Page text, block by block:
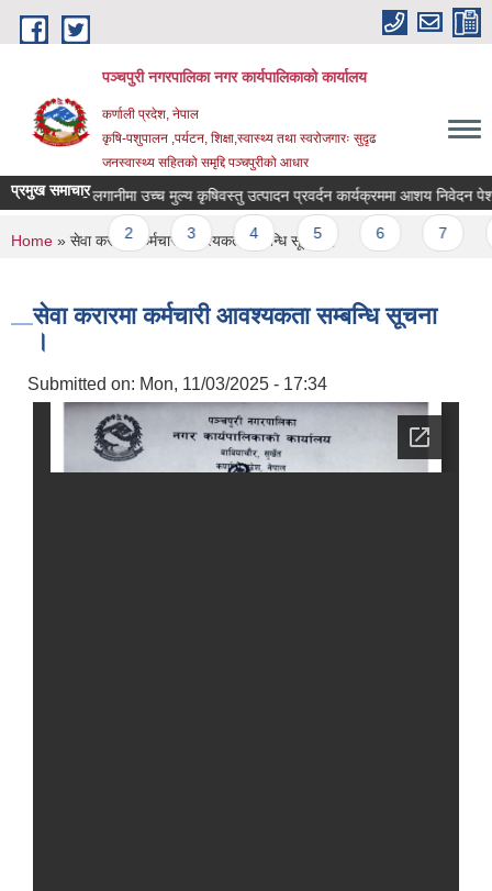
Skip to main content
पञ्चपुरी नगरपालिका नगर कार्यपालिकाको कार्यालय
कर्णाली प्रदेश, नेपाल
कृषि-पशुपालन ,पर्यटन, शिक्षा,स्वास्थ्य तथा स्वरोजगारः सुदृढ
जनस्वास्थ्य सहितको समृद्दि पञ्चपुरीको आधार
प्रमुख समाचार
सह- लगानीमा उच्च मुल्य कृषिवस्तु उत्पादन प्रवर्दन कार्यक्रममा आशय निवेदन पेश गर्ने
Pages
2 3 4 5
You are here
Home » सेवा करारमा कर्मचारी आवश्यकता सम्बन्धि सूचना ।
सेवा करारमा कर्मचारी आवश्यकता सम्बन्धि सूचना
।
Submitted on: Mon, 11/03/2025 - 17:34